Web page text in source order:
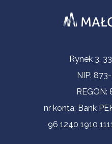
Informacje kontaktowe
Rynek 3,
NIP:
REGON:
nr konta: Bank
96 1240 1910